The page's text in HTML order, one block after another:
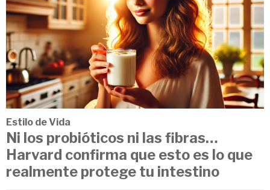
Estilo de Vida
Ni los probióticos ni las fibras…
Harvard confirma que esto es lo que
realmente protege tu intestino